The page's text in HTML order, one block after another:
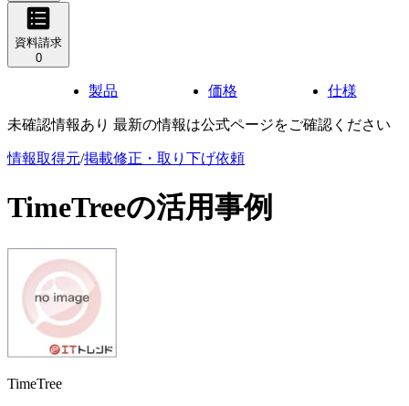
資料請求
0
製品 価格 仕様
未確認情報あり 最新の情報は公式ページをご確認ください
情報取得元/掲載修正・取り下げ依頼
TimeTreeの活用事例
TimeTree